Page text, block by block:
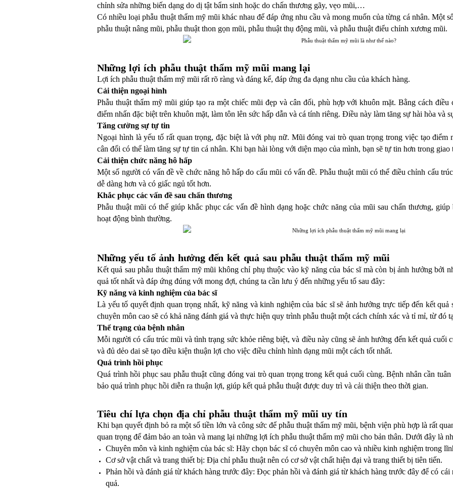
chỉnh sửa những biến dạng do dị tật bẩm sinh hoặc do chấn thương gãy, vẹo mũi,…
Có nhiều loại phẫu thuật thẩm mỹ mũi khác nhau để đáp ứng nhu cầu và mong muốn của từng cá nhân. Một
phẫu thuật nâng mũi, phẫu thuật thon gọn mũi, phẫu thuật thụ động mũi, và phẫu thuật điểu chỉnh xương mũi.
Những lợi ích phẫu thuật thẩm mỹ mũi mang lại
Lợi ích phẫu thuật thẩm mỹ mũi rất rõ ràng và đáng kể, đáp ứng đa dạng nhu cầu của khách hàng.
Cải thiện ngoại hình
Phẫu thuật thẩm mỹ mũi giúp tạo ra một chiếc mũi đẹp và cân đối, phù hợp với khuôn mặt. Bằng cách
điểm nhấn đặc biệt trên khuôn mặt, làm tôn lên sức hấp dẫn và cá tính riêng. Điều này làm tăng sự hài hòa và
Tăng cường sự tự tin
Ngoại hình là yếu tố rất quan trọng, đặc biệt là với phụ nữ. Mũi đóng vai trò quan trọng trong việc tạo điểm
cân đối có thể làm tăng sự tự tin cá nhân. Khi bạn hài lòng với diện mạo của mình, bạn sẽ tự tin hơn trong giao
Cải thiện chức năng hô hấp
Một số người có vấn đề về chức năng hô hấp do cấu mũi có vấn đề. Phẫu thuật mũi có thể điều chỉnh cấu
dễ dàng hơn và có giấc ngủ tốt hơn.
Khắc phục các vấn đề sau chấn thương
Phẫu thuật mũi có thể giúp khắc phục các vấn đề hình dạng hoặc chức năng của mũi sau chấn thương,
hoạt động bình thường.
Những yếu tố ảnh hưởng đến kết quả sau phẫu thuật thẩm mỹ mũi
Kết quả sau phẫu thuật thẩm mỹ mũi không chỉ phụ thuộc vào kỹ năng của bác sĩ mà còn bị ảnh hưởng bởi
quả tốt nhất và đáp ứng đúng với mong đợi, chúng ta cần lưu ý đến những yếu tố sau đây:
Kỹ năng và kinh nghiệm của bác sĩ
Là yếu tố quyết định quan trọng nhất, kỹ năng và kinh nghiệm của bác sĩ sẽ ảnh hưởng trực tiếp đến kết quả
chuyên môn cao sẽ có khả năng đánh giá và thực hiện quy trình phẫu thuật một cách chính xác và tỉ mỉ, từ đó
Thể trạng của bệnh nhân
Mỗi người có cấu trúc mũi và tình trạng sức khỏe riêng biệt, và điều này cũng sẽ ảnh hưởng đến kết quả cuối
và đủ dẻo dai sẽ tạo điều kiện thuận lợi cho việc điều chỉnh hình dạng mũi một cách tốt nhất.
Quá trình hồi phục
Quá trình hồi phục sau phẫu thuật cũng đóng vai trò quan trọng trong kết quả cuối cùng. Bệnh nhân cần
bảo quá trình phục hồi diễn ra thuận lợi, giúp kết quả phẫu thuật được duy trì và cải thiện theo thời gian.
Tiêu chí lựa chọn địa chỉ phẫu thuật thẩm mỹ mũi uy tín
Khi bạn quyết định bỏ ra một số tiền lớn và công sức để phẫu thuật thẩm mỹ mũi, bệnh viện phù hợp là rất
quan trọng để đảm bảo an toàn và mang lại những lợi ích phẫu thuật thẩm mỹ mũi cho bản thân. Dưới đây là
Chuyên môn và kinh nghiệm của bác sĩ: Hãy chọn bác sĩ có chuyên môn cao và nhiều kinh nghiệm trong
Cơ sở vật chất và trang thiết bị: Địa chỉ phẫu thuật nên có cơ sở vật chất hiện đại và trang thiết bị tiên tiến.
Phản hồi và đánh giá từ khách hàng trước đây: Đọc phản hồi và đánh giá từ khách hàng trước đây để có
quả.